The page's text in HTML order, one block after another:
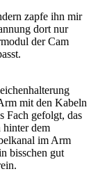
zapfe ihn mir
dort nur
der Cam
mit den Kabeln
Fach gefolgt, das
hinter dem
im Arm
bisschen gut